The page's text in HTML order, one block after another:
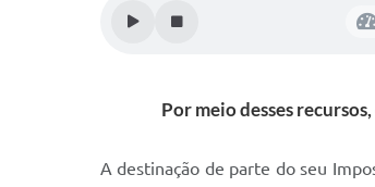
Por meio desses
A destinação de parte do seu